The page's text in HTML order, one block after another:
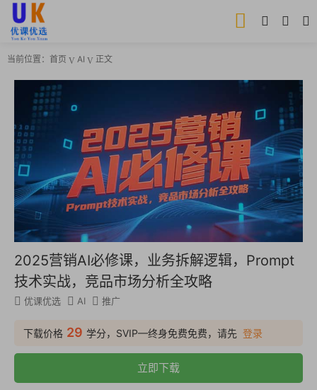
当前位置： 首页 AI 正文
2025营销AI必修课，业务拆解逻辑，Prompt
技术实战，竞品市场分析全攻略
优课优选 AI 推广
下载价格 29 学分，SVIP—终身免费免费，请先 登录
立即下载